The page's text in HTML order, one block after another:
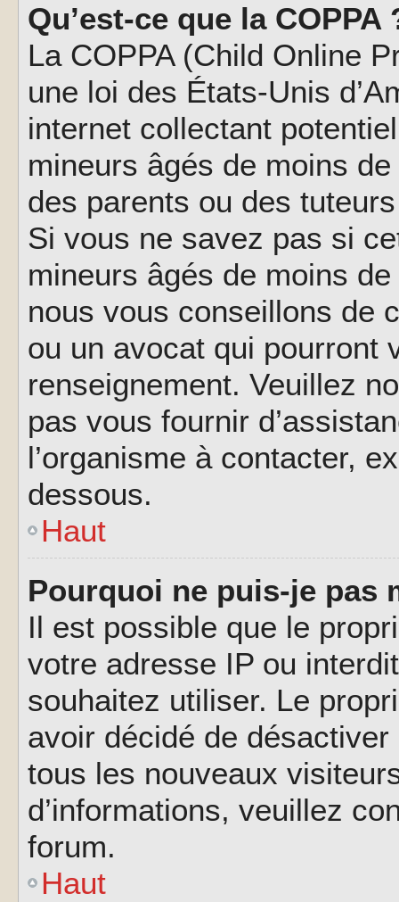
Qu’est-ce que la COPPA
La COPPA (Child Online
une loi des États-Unis
internet collectant
mineurs âgés de moins
des parents ou des
Si vous ne savez pas si
mineurs âgés de moins
nous vous conseillons de
ou un avocat qui pourront
renseignement. Veuillez
pas vous fournir
l’organisme à contacter,
dessous.
Haut
Pourquoi ne puis-je pas
Il est possible que le
votre adresse IP ou
souhaitez utiliser. Le
avoir décidé de
tous les nouveaux
d’informations, veuillez
forum.
Haut